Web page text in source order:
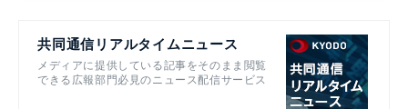
共同通信リアルタイムニュース
メディアに提供している記事をそのまま閲覧
できる広報部門必見のニュース配信サービス